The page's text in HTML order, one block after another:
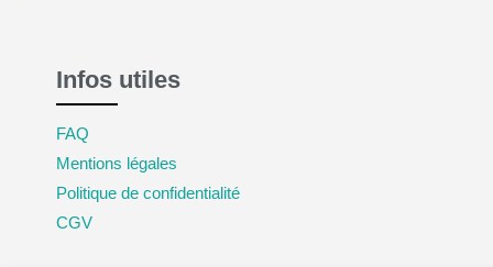
Infos utiles
FAQ
Mentions légales
Politique de confidentialité
CGV